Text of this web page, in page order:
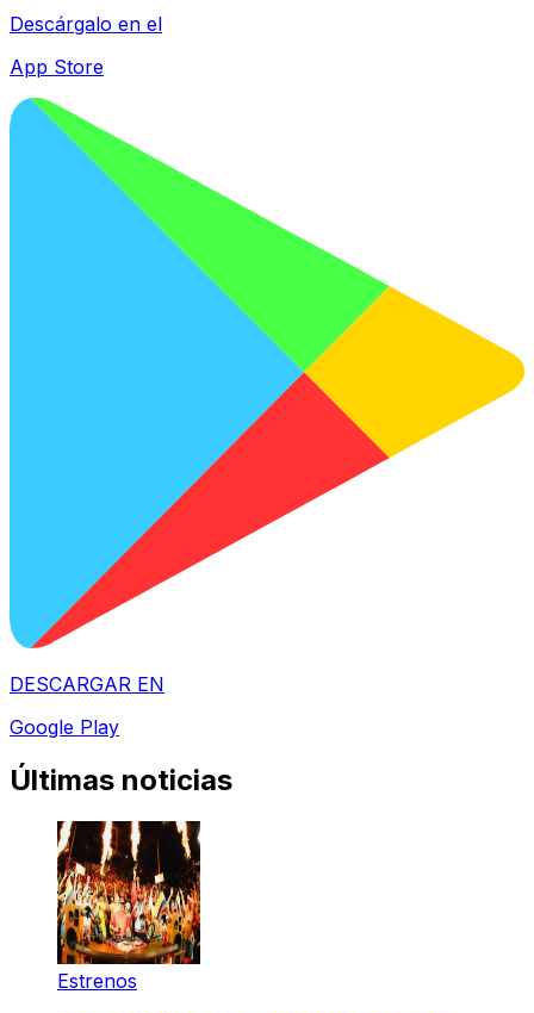
Descárgalo en el
App Store
DESCARGAR EN
Google Play
Últimas noticias
Estrenos